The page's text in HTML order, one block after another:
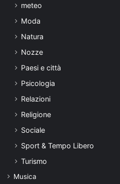
meteo
Moda
Natura
Nozze
Paesi e città
Psicologia
Relazioni
Religione
Sociale
Sport & Tempo Libero
Turismo
Musica